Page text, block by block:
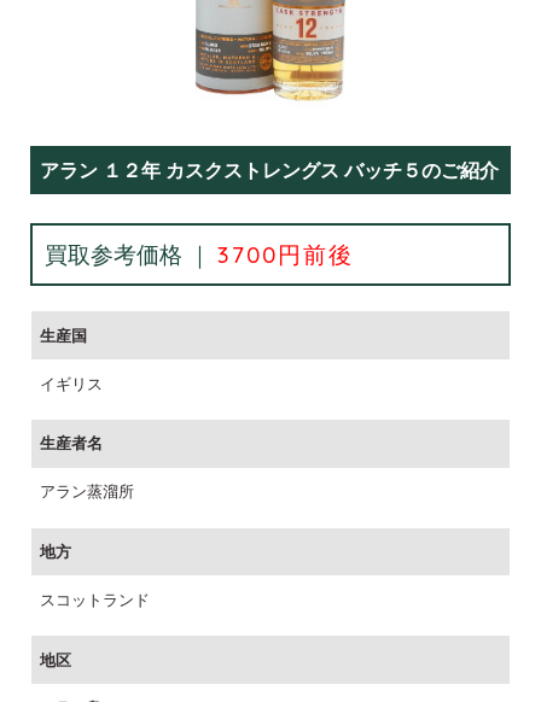
アラン １２年 カスクストレングス バッチ５のご紹介
買取参考価格 ｜ 3700円前後
生産国
イギリス
生産者名
アラン蒸溜所
地方
スコットランド
地区